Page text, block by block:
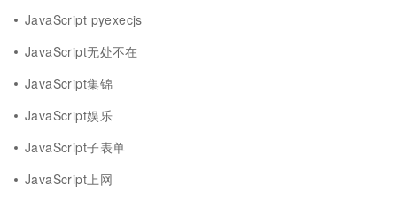
JavaScript pyexecjs
JavaScript无处不在
JavaScript集锦
JavaScript娱乐
JavaScript子表单
JavaScript上网